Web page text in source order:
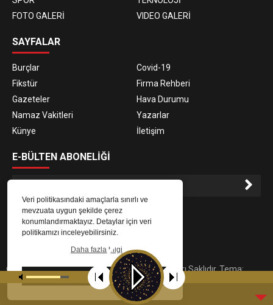
Veri politikasındaki amaçlarla sınırlı ve
mevzuata uygun şekilde çerez
konumlandırmaktayız. Detaylar için veri
politikamızı inceleyebilirsiniz.
Daha fazla bilgi
Tamam
FOTO GALERİ
VIDEO GALERİ
SAYFALAR
Burçlar
Covid-19
Fikstür
Firma Rehberi
Gazeteler
Hava Durumu
Namaz Vakitleri
Yazarlar
Künye
İletişim
E-BÜLTEN ABONELİĞİ
E-Bülten aboneliği ile haberlere daha hızlı erişin.
© 2023Gaziantep Radyo Zeugma. Tüm Hakları Saklıdır. Tema:
tarafından uyarlanmıştır.